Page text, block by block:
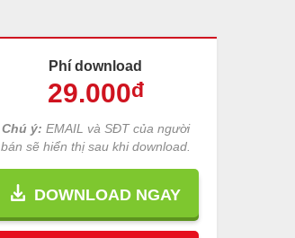
Phí download
29.000đ
Chú ý: EMAIL và SĐT của người
bán sẽ hiển thị sau khi download.
DOWNLOAD NGAY